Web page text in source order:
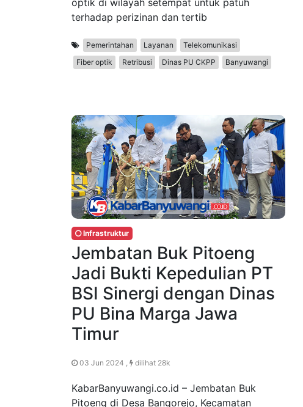
optik di wilayah setempat untuk patuh
terhadap perizinan dan tertib
Pemerintahan Layanan
Telekomunikasi
Fiber optik
Retribusi Dinas PU CKPP Banyuwangi
Infrastruktur
Jembatan Buk Pitoeng
Jadi Bukti Kepedulian PT
BSI Sinergi dengan Dinas
PU Bina Marga Jawa
Timur
03 Jun 2024 , dilihat 28k
KabarBanyuwangi.co.id – Jembatan Buk
Pitoeng di Desa Bangorejo, Kecamatan